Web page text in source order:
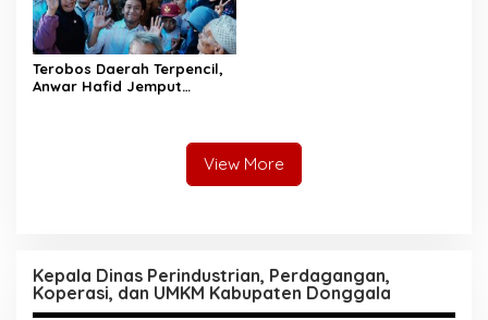
Terobos Daerah Terpencil,
Anwar Hafid Jemput
View More
Kepala Dinas Perindustrian, Perdagangan,
Koperasi, dan UMKM Kabupaten Donggala